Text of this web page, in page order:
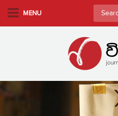
m
MENU
Search
for: